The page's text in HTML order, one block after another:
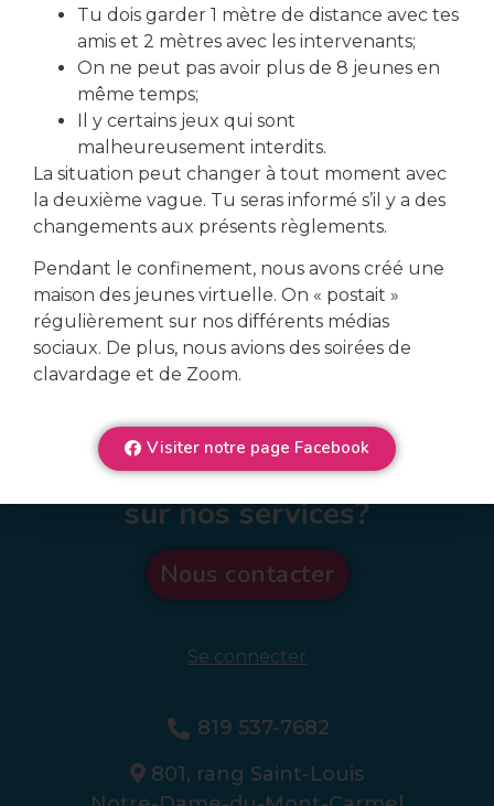
Partager cet événement
Veux-tu en connaître plus
sur nos services?
Nous contacter
Se connecter
819 537-7682
801, rang Saint-Louis
Tu dois garder 1 mètre de distance avec tes
amis et 2 mètres avec les intervenants;
On ne peut pas avoir plus de 8 jeunes en
même temps;
Il y certains jeux qui sont
malheureusement interdits.
La situation peut changer à tout moment avec
la deuxième vague. Tu seras informé s’il y a des
changements aux présents règlements.
Pendant le confinement, nous avons créé une
maison des jeunes virtuelle. On « postait »
régulièrement sur nos différents médias
sociaux. De plus, nous avions des soirées de
clavardage et de Zoom.
Visiter notre page Facebook